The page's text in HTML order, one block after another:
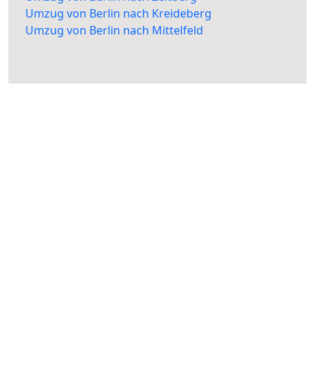
Umzug von Berlin nach Kreideberg
Umzug von Berlin nach Mittelfeld